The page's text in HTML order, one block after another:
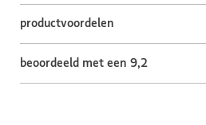
productvoordelen
beoordeeld met een 9,2